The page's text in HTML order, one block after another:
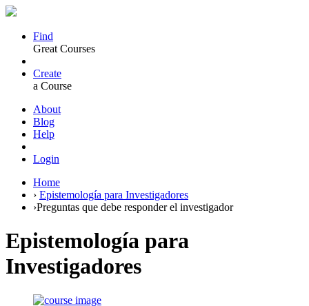
Find
Great Courses
Create
a Course
About
Blog
Help
Login
Home
› Epistemología para Investigadores
›Preguntas que debe responder el investigador
Epistemología para
Investigadores